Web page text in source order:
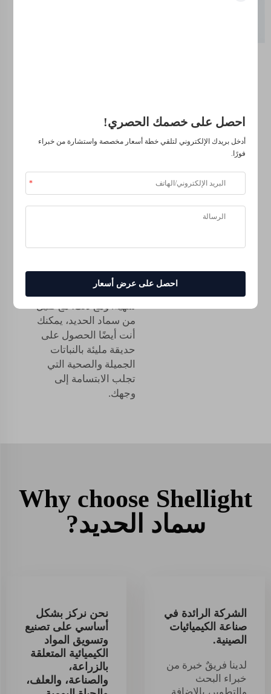
على كمية كافية من
الحديد، فإنه يمكن أن
يساعد في نموها كنباتات
تحتاج أيضًا إلى الحديد، و
يساعد النباتات على النمو
المناسبة من الحديد،
لتكون زهورًا جميلة،
وأفواكه لذيذة وخضروات
شهية. ومع ذلك، مع قليل
من سماد الحديد، يمكنك
أنت أيضًا الحصول على
حديقة مليئة بالنباتات
الجميلة والصحية التي
تجلب الابتسامة إلى
وجهك.
Why choose Shellight
سماد الحديد?
الشركة الرائدة في
صناعة الكيميائيات
الصينية.
لدينا فريقٌ خبرة من
خبراء البحث
نحن نركز بشكل
أساسي على تصنيع
وتسويق المواد
الكيميائية المتعلقة
بالزراعة،
والصناعة، والعلف،
احصل على خصمك الحصري!
أدخل بريدك الإلكتروني لتلقي خطة أسعار مخصصة واستشارة من خبراء
فورًا.
احصل على عرض أسعار